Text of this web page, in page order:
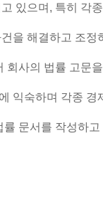
있으며, 특히 각
을 해결하고 조정
회사의 법률 고문
익숙하며 각종 경
률 문서를 작성하